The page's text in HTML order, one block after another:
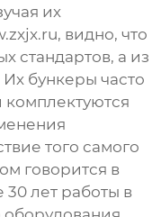
их
, видно, что
стандартов, а из
Их бункеры часто
того самого
говорится в
лет работы в